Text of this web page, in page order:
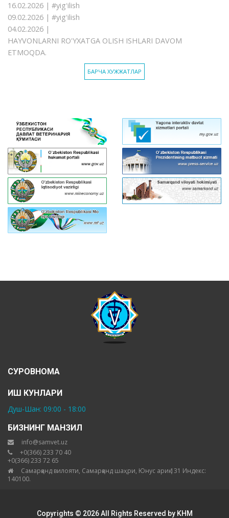
16.02.2026 | #yigʻilish
09.02.2026 | #yigʻilish
04.02.2026 |
HAYVONLARNI RO'YXATGA OLISH ISHLARI DAVOM
ETMOQDA.
БАРЧА ХУЖЖАТЛАР
СУРОВНОМА
ИШ КУНЛАРИ
Душ-Шан: 09:00 - 18:00
БИЗНИНГ МАНЗИЛ
info@samvet.uz
+0(366) 233 70 40
+0(366) 233 72 65
Самарқанд вилояти, Самарқанд шаҳри, Юнус ариқ 131 Индекс:
140100.
Copyrights © 2026 All Rights Reserved by KHM